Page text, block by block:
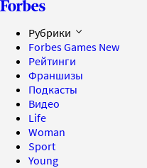
Рубрики
Forbes Games New
Рейтинги
Франшизы
Подкасты
Видео
Life
Woman
Sport
Young